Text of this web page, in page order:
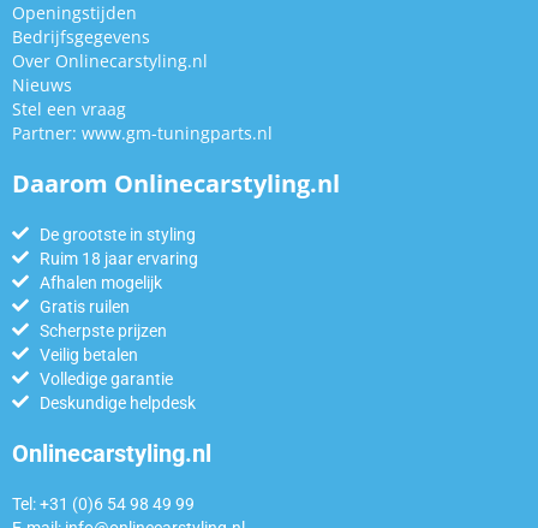
Openingstijden
Bedrijfsgegevens
Over Onlinecarstyling.nl
Nieuws
Stel een vraag
Partner: www.gm-tuningparts.nl
Daarom Onlinecarstyling.nl
De grootste in styling
Ruim 18 jaar ervaring
Afhalen mogelijk
Gratis ruilen
Scherpste prijzen
Veilig betalen
Volledige garantie
Deskundige helpdesk
Onlinecarstyling.nl
Tel: +31 (0)6 54 98 49 99